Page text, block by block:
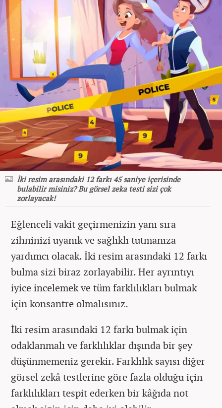
İki resim arasındaki 12 farkı 45 saniye içerisinde
bulabilir misiniz? Bu görsel zeka testi sizi çok
zorlayacak!
Eğlenceli vakit geçirmenizin yanı sıra
zihninizi uyanık ve sağlıklı tutmanıza
yardımcı olacak. İki resim arasındaki 12 farkı
bulma sizi biraz zorlayabilir. Her ayrıntıyı
iyice incelemek ve tüm farklılıkları bulmak
için konsantre olmalısınız.
İki resim arasındaki 12 farkı bulmak için
odaklanmalı ve farklılıklar dışında bir şey
düşünmemeniz gerekir. Farklılık sayısı diğer
görsel zekâ testlerine göre fazla olduğu için
farklılıkları tespit ederken bir kâğıda not